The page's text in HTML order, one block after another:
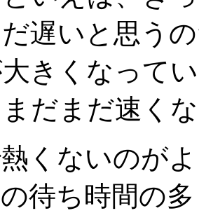
遅いと思う
きくなって
だまだ速く
くないのが
待ち時間の